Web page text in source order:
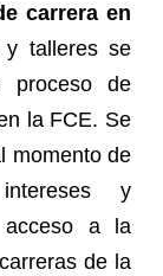
carrera en
talleres se
proceso de
la FCE. Se
momento de
y
a la
de la